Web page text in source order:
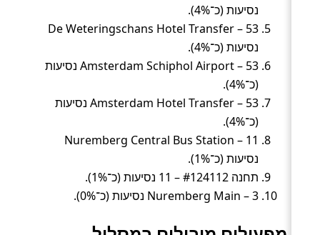
נסיעות (כ־4%).
De Weteringschans Hotel Transfer – 53
נסיעות (כ־4%).
Amsterdam Schiphol Airport – 53 נסיעות
(כ־4%).
Amsterdam Hotel Transfer – 53 נסיעות
(כ־4%).
Nuremberg Central Bus Station – 11
נסיעות (כ־1%).
תחנה #124112 – 11 נסיעות (כ־1%).
Nuremberg Main – 3 נסיעות (כ־0%).